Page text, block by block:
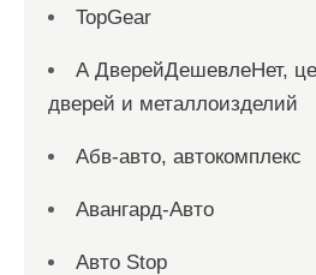
TopGear
А ДверейДешевлеНет,
дверей и металлоизделий
Абв-авто, автокомплекс
Авангард-Авто
Авто Stop